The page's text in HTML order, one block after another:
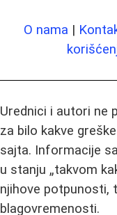
O nama |
Urednici i autori ne
za bilo kakve
sajta. Informacije
u stanju „takvom
njihove potpunosti,
blagovremenosti.